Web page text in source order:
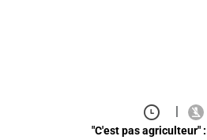
|
"C'est pas agriculteur"